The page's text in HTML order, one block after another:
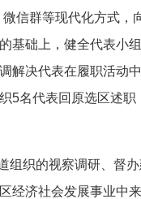
信群等现代化方式
基础上，健全代表小
解决代表在履职活动
5名代表回原选区述
组织的视察调研、督
经济社会发展事业中